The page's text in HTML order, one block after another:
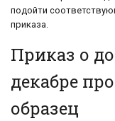
подойти
приказа.
Приказ о
декабре
образец